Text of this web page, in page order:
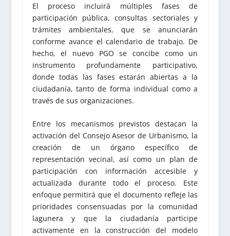
El proceso incluirá múltiples fases de
participación pública, consultas sectoriales y
trámites ambientales, que se anunciarán
conforme avance el calendario de trabajo. De
hecho, el nuevo PGO se concibe como un
instrumento profundamente participativo,
donde todas las fases estarán abiertas a la
ciudadanía, tanto de forma individual como a
través de sus organizaciones.
Entre los mecanismos previstos destacan la
activación del Consejo Asesor de Urbanismo, la
creación de un órgano específico de
representación vecinal, así como un plan de
participación con información accesible y
actualizada durante todo el proceso. Este
enfoque permitirá que el documento refleje las
prioridades consensuadas por la comunidad
lagunera y que la ciudadanía participe
activamente en la construcción del modelo